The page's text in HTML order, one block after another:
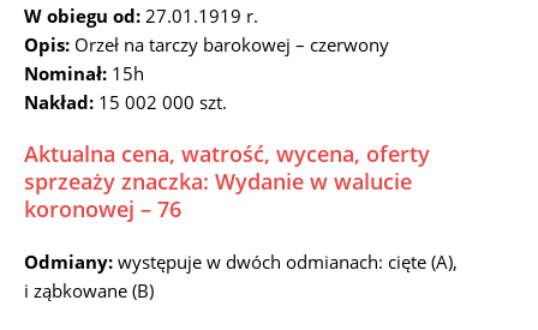
W obiegu od: 27.01.1919 r.
Opis: Orzeł na tarczy barokowej – czerwony
Nominał: 15h
Nakład: 15 002 000 szt.
Aktualna cena, watrość, wycena, oferty
sprzeaży znaczka: Wydanie w walucie
koronowej – 76
Odmiany: występuje w dwóch odmianach: cięte (A),
i ząbkowane (B)